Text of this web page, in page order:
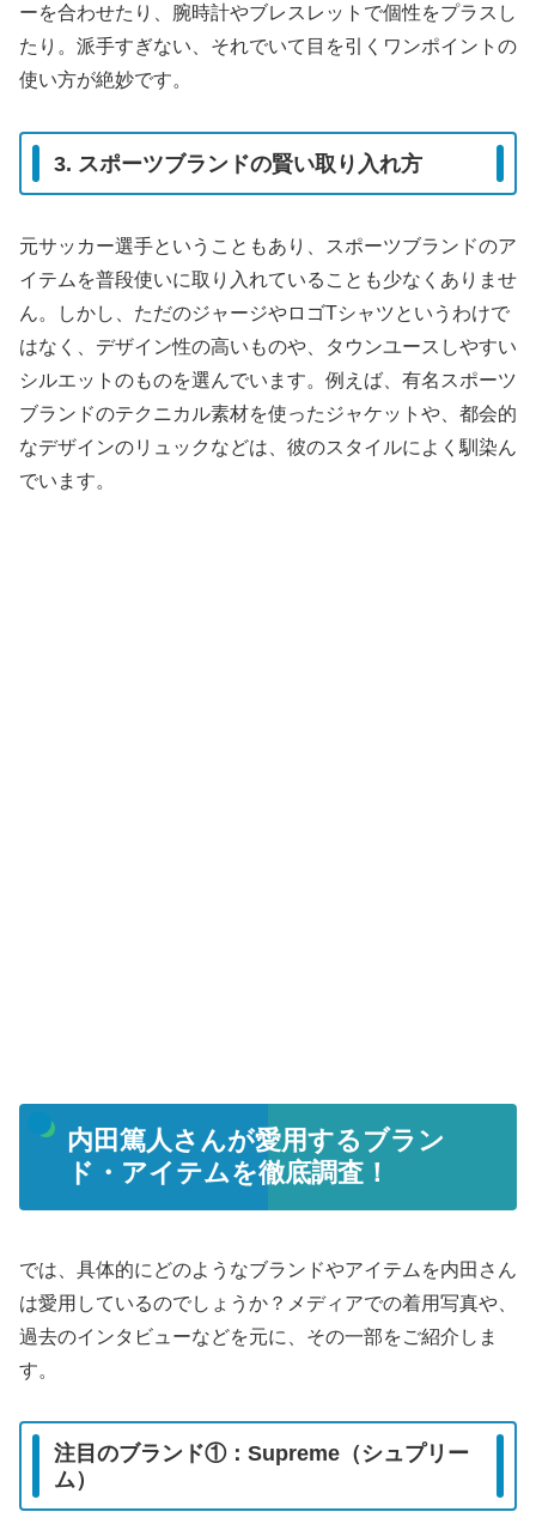
ーを合わせたり、腕時計やブレスレットで個性をプラスし
たり。派手すぎない、それでいて目を引くワンポイントの
使い方が絶妙です。
3. スポーツブランドの賢い取り入れ方
元サッカー選手ということもあり、スポーツブランドのア
イテムを普段使いに取り入れていることも少なくありませ
ん。しかし、ただのジャージやロゴTシャツというわけで
はなく、デザイン性の高いものや、タウンユースしやすい
シルエットのものを選んでいます。例えば、有名スポーツ
ブランドのテクニカル素材を使ったジャケットや、都会的
なデザインのリュックなどは、彼のスタイルによく馴染ん
でいます。
内田篤人さんが愛用するブラン
ド・アイテムを徹底調査！
では、具体的にどのようなブランドやアイテムを内田さん
は愛用しているのでしょうか？メディアでの着用写真や、
過去のインタビューなどを元に、その一部をご紹介しま
す。
注目のブランド①：Supreme（シュプリー
ム）